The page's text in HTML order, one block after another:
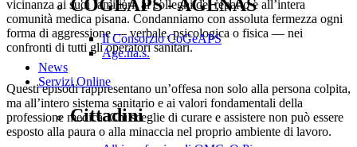
COGEAPS - AGENAS
Il Consorzio CoGeAPS
Age.na.s.
News
Servizi Online
Cittadini
vicinanza ai suoi familiari, ai colleghi del reparto e all’intera
comunità medica pisana. Condanniamo con assoluta fermezza ogni
forma di aggressione — verbale, psicologica o fisica — nei
confronti di tutti gli operatori sanitari.
Questi episodi rappresentano un’offesa non solo alla persona colpita,
ma all’intero sistema sanitario e ai valori fondamentali della
professione medica. Chi sceglie di curare e assistere non può essere
esposto alla paura o alla minaccia nel proprio ambiente di lavoro.